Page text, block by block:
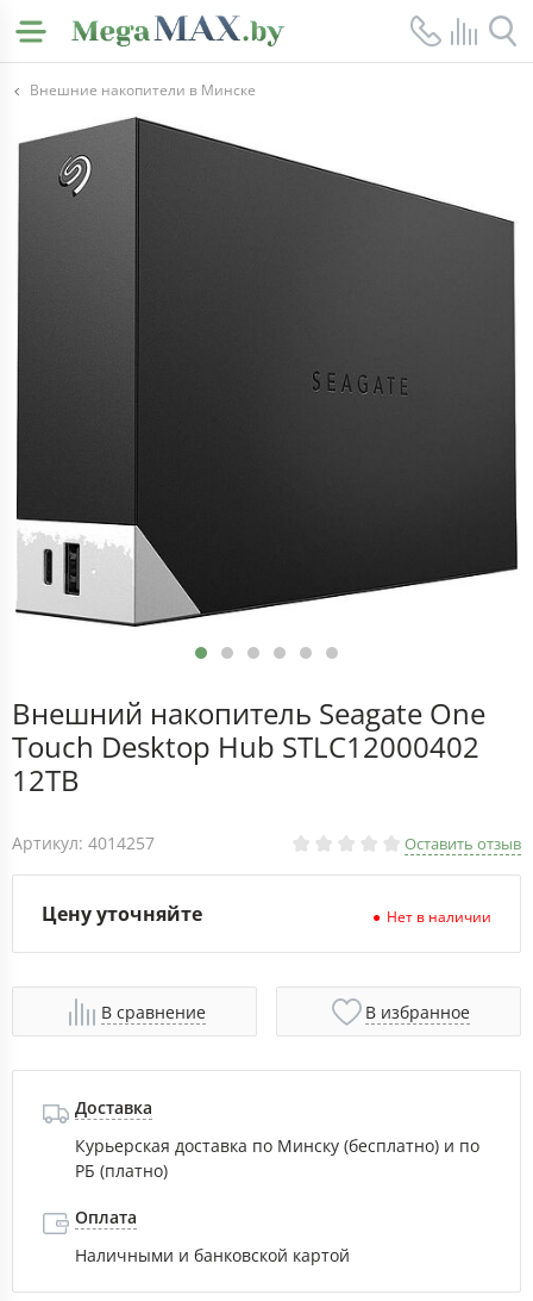
Внешние накопители в Минске
Внешний накопитель Seagate One
Touch Desktop Hub STLC12000402
12TB
Артикул: 4014257 Оставить отзыв
Цену уточняйте Нет в наличии
В сравнение В избранное
Доставка
Курьерская доставка по Минску (бесплатно) и по
РБ (платно)
Оплата
Наличными и банковской картой